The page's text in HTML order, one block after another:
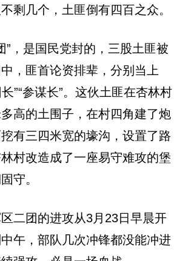
剩几个，土匪倒有四百之众。
”，是国民党封的，三股土匪被
，匪首论资排辈，分别当上
长”“参谋长”。这伙土匪在杏林村
高的土围子，在村四角建了炮
有三四米宽的壕沟，设置了路
村改造成了一座易守难攻的堡
守。
二团的进攻从3月23日早晨开
午，部队几次冲锋都没能冲进